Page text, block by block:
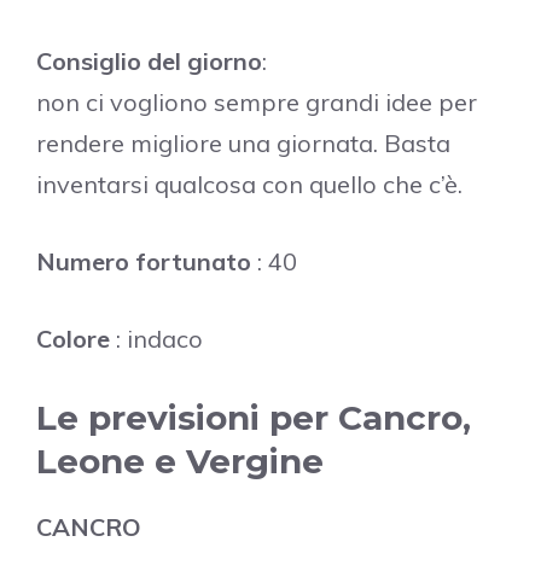
Consiglio del giorno:
non ci vogliono sempre grandi idee per
rendere migliore una giornata. Basta
inventarsi qualcosa con quello che c’è.
Numero fortunato : 40
Colore : indaco
Le previsioni per Cancro,
Leone e Vergine
CANCRO